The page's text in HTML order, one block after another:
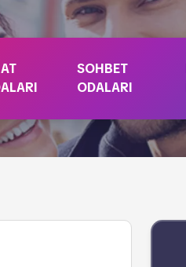
SOHBET
ODALARI